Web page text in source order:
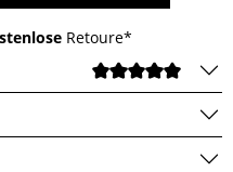
Retoure*